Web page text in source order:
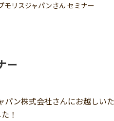
モリスジャパンさん セミナー
ー
パン株式会社さんにお越しい
！